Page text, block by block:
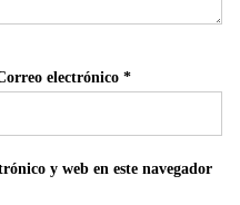
electrónico*
y web en este navegador